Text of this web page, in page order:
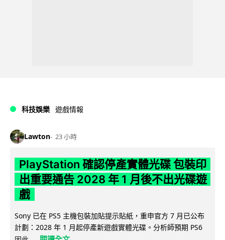
科技娛樂 遊戲情報
Lawton 23 小時
PlayStation 確認停產實體光碟 包裝印
出重要通告 2028 年 1 月後不出光碟遊
戲
Sony 已在 PS5 主機包裝加貼提示貼紙，重申官方 7 月已公布
計劃：2028 年 1 月起停產新遊戲實體光碟。分析師預期 PS6